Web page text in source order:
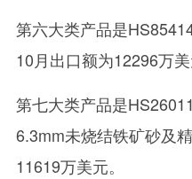
第六大类产品是
10月出口额为12296万美
第七大类产品是
6.3mm未烧结铁矿砂及
11619万美元。